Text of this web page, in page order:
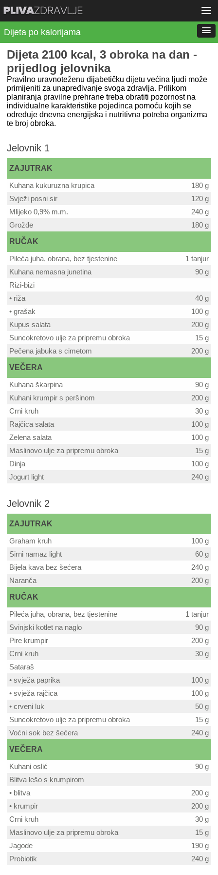
Dijeta po kalorijama
Dijeta 2100 kcal, 3 obroka na dan -
prijedlog jelovnika
Pravilno uravnoteženu dijabetičku dijetu većina ljudi može
primijeniti za unapređivanje svoga zdravlja. Prilikom
planiranja pravilne prehrane treba obratiti pozornost na
individualne karakteristike pojedinca pomoću kojih se
određuje dnevna energijska i nutritivna potreba organizma
te broj obroka.
Jelovnik 1
ZAJUTRAK
Kuhana kukuruzna krupica
180 g
Svježi posni sir
120 g
Mlijeko 0,9% m.m.
240 g
Grožđe
180 g
RUČAK
Pileća juha, obrana, bez tjestenine
1 tanjur
Kuhana nemasna junetina
90 g
Rizi-bizi
• riža
40 g
• grašak
100 g
Kupus salata
200 g
Suncokretovo ulje za pripremu obroka
15 g
Pečena jabuka s cimetom
200 g
VEČERA
Kuhana škarpina
90 g
Kuhani krumpir s peršinom
200 g
Crni kruh
30 g
Rajčica salata
100 g
Zelena salata
100 g
Maslinovo ulje za pripremu obroka
15 g
Dinja
100 g
Jogurt light
240 g
Jelovnik 2
ZAJUTRAK
Graham kruh
100 g
Sirni namaz light
60 g
Bijela kava bez šećera
240 g
Naranča
200 g
RUČAK
Pileća juha, obrana, bez tjestenine
1 tanjur
Svinjski kotlet na naglo
90 g
Pire krumpir
200 g
Crni kruh
30 g
Sataraš
• svježa paprika
100 g
• svježa rajčica
100 g
• crveni luk
50 g
Suncokretovo ulje za pripremu obroka
15 g
Voćni sok bez šećera
240 g
VEČERA
Kuhani oslić
90 g
Blitva lešo s krumpirom
• blitva
200 g
• krumpir
200 g
Crni kruh
30 g
Maslinovo ulje za pripremu obroka
15 g
Jagode
190 g
Probiotik
240 g